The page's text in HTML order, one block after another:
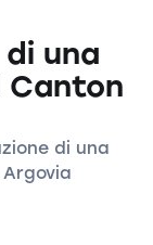
una
Canton
di una